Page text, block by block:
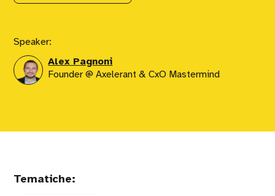
Speaker:
Alex Pagnoni
Founder @ Axelerant & CxO Mastermind
Tematiche: